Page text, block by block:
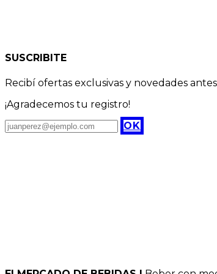
SUSCRIBITE
Recibí ofertas exclusivas y novedades
¡Agradecemos tu registro!
OK